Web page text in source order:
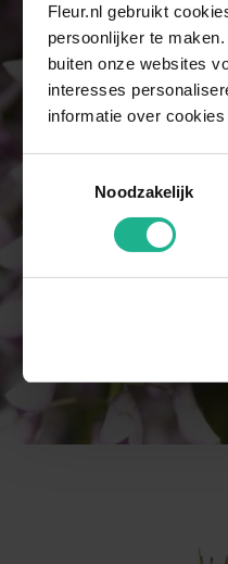
Fleur.nl gebruikt
persoonlijker te
buiten onze websites
interesses
informatie over
Toestemmingsselectie
Noodzakelijk